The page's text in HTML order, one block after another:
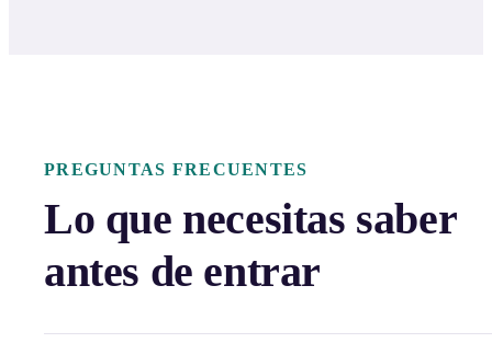
PREGUNTAS FRECUENTES
Lo que necesitas saber
antes de entrar